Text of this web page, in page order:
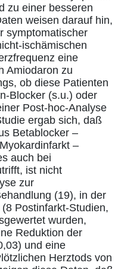
zu einer besseren
weisen darauf hin,
symptomatischer
ischämischen
eine
Amiodaron zu
ob diese Patienten
Blocker (s.u.) oder
Post-hoc-Analyse
ergab sich, daß
Betablocker –
–
auch bei
ist nicht
zur
(19), in der
Postinfarkt-Studien,
wurden,
Reduktion der
und eine
Herztods von